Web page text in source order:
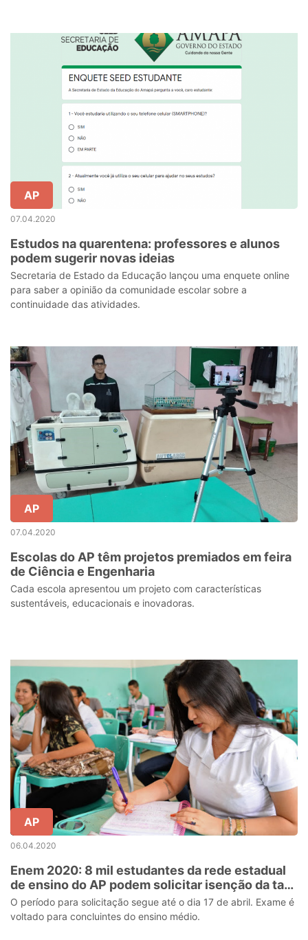
AP
07.04.2020
Estudos na quarentena: professores e alunos
podem sugerir novas ideias
Secretaria de Estado da Educação lançou uma enquete online
para saber a opinião da comunidade escolar sobre a
continuidade das atividades.
AP
07.04.2020
Escolas do AP têm projetos premiados em feira
de Ciência e Engenharia
Cada escola apresentou um projeto com características
sustentáveis, educacionais e inovadoras.
AP
06.04.2020
Enem 2020: 8 mil estudantes da rede estadual
de ensino do AP podem solicitar isenção da taxa
de inscrição
O período para solicitação segue até o dia 17 de abril. Exame é
voltado para concluintes do ensino médio.